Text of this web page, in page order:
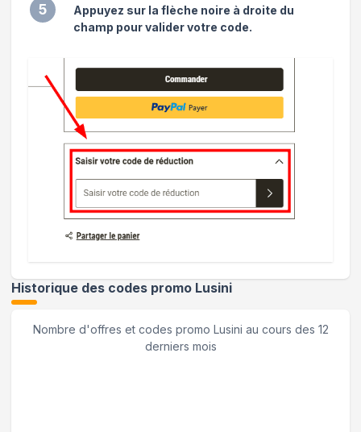
5
Appuyez sur la flèche noire à droite du
champ pour valider votre code.
Historique des codes promo Lusini
Nombre d'offres et codes promo Lusini au cours des 12
derniers mois